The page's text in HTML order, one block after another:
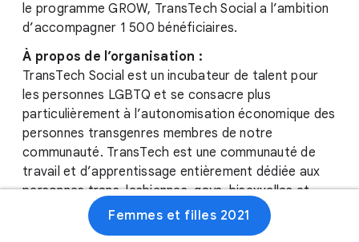
le programme GROW, TransTech Social a l’ambition
d’accompagner 1 500 bénéficiaires.
À propos de l’organisation :
TransTech Social est un incubateur de talent pour
les personnes LGBTQ et se consacre plus
particulièrement à l’autonomisation économique des
personnes transgenres membres de notre
communauté. TransTech est une communauté de
travail et d’apprentissage entièrement dédiée aux
personnes trans, lesbiennes, gays, bisexuelles et
queers et à leurs allié·es en leur proposant des
compétences pratiques et utiles sur le marché du
Femmes et filles 2021